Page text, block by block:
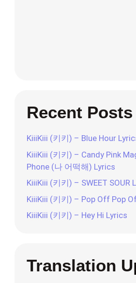
Recent Posts
KiiiKiii (키키) – Blue Hour
KiiiKiii (키키) – Candy Pink
Phone (나 어떡해) Lyrics
KiiiKiii (키키) – SWEET SOUR
KiiiKiii (키키) – Pop Off Pop
KiiiKiii (키키) – Hey Hi Lyrics
Translation